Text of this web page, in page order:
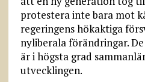
protestera inte bara mot
regering­ens hökaktiga
nyliberala förändringar.
är i högsta grad
utvecklingen.